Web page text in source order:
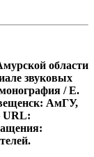
области
звуковых
/ Е.
АмГУ,
URL: